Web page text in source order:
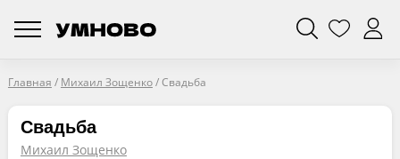
Главная / Михаил Зощенко/Свадьба
Свадьба
Михаил Зощенко